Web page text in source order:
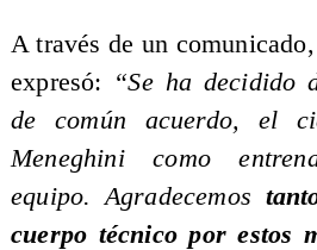
A través de un
expresó: “Se ha decidido
de común acuerdo, el
Meneghini como
equipo. Agradecemos
cuerpo técnico por estos